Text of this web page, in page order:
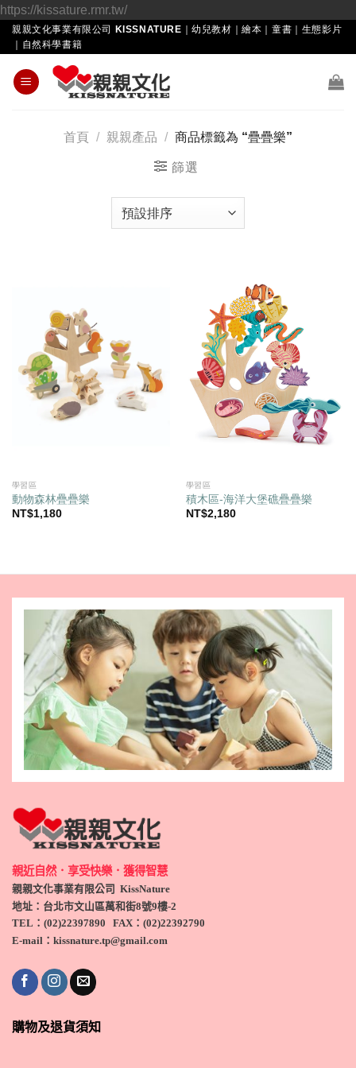
https://kissature.rmr.tw/Skip
to
親親文化事業有限公司 KISSNATURE｜幼兒教材｜繪本｜童書｜生態影片
｜自然科學書籍
首頁 / 親親產品 / 商品標籤為 “疊疊樂”
篩選
學習區
動物森林疊疊樂
NT$1,180
學習區
積木區-海洋大堡礁疊疊樂
NT$2,180
親近自然．享受快樂．獲得智慧
親親文化事業有限公司 KissNature
地址：台北市文山區萬和街8號9樓-2
TEL ：(02)22397890 FAX：(02)22392790
E-mail：kissnature.tp@gmail.com
購物及退貨須知